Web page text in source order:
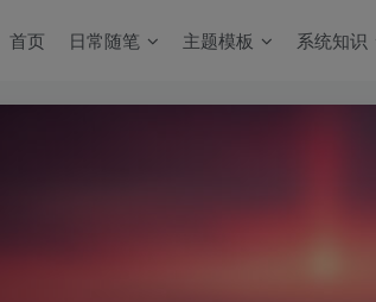
首页 日常随笔 主题模板 系统知识